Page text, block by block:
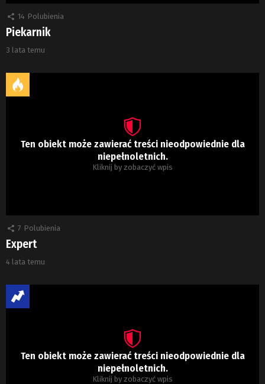
14 Polubienia
Piekarnik
3 lata temu
Ten obiekt może zawierać treści nieodpowiednie dla
niepełnoletnich.
Kliknij by zobaczyć wpis
7 Polubienia
Expert
4 lata temu
Ten obiekt może zawierać treści nieodpowiednie dla
niepełnoletnich.
Kliknij by zobaczyć wpis